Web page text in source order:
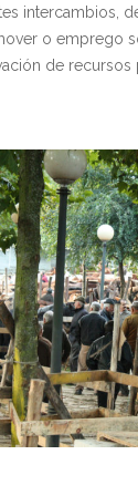
intercambios,
o emprego
de recursos